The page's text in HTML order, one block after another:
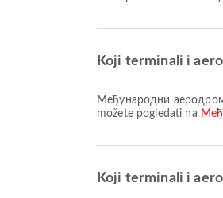
Koji terminali i
Међународни аеродром Форт Лодердејл nudi i mnoge druge pogodnosti koje poboljšavaju vaše putničko iskustvo. Detaljne informacije o sadržajima i rasporedu terminala
možete pogledati na
Koji terminali i